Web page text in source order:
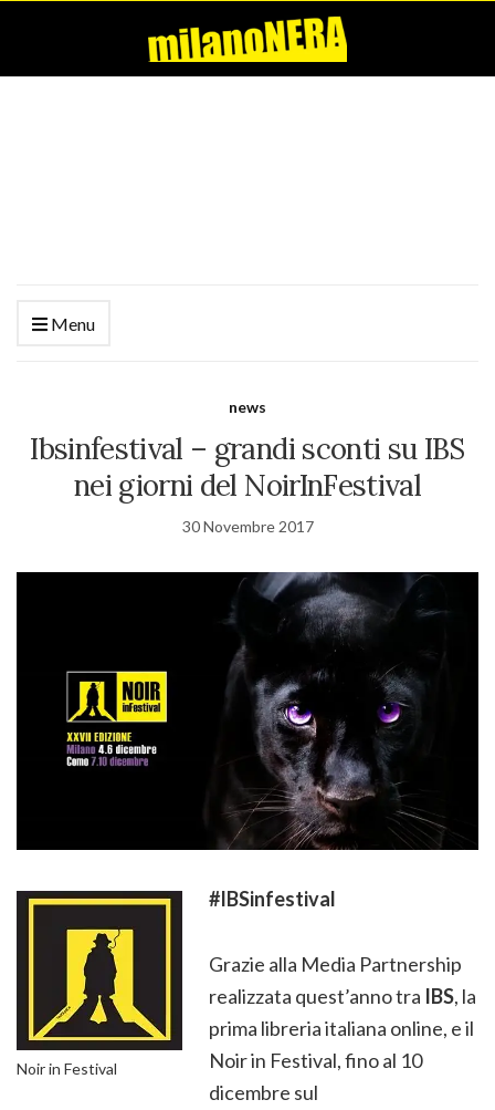
Menu
news
Ibsinfestival – grandi sconti su IBS
nei giorni del NoirInFestival
30 Novembre 2017
Noir in Festival
#IBSinfestival
Grazie alla Media Partnership
realizzata quest’anno tra IBS, la
prima libreria italiana online, e il
Noir in Festival, fino al 10
dicembre sul